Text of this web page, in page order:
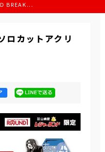
BREAK...
カットアクリ